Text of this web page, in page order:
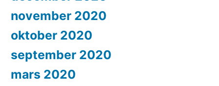
november 2020
oktober 2020
september 2020
mars 2020